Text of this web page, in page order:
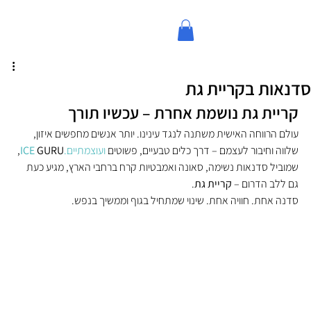
סדנאות בקריית גת
קריית גת נושמת אחרת – עכשיו תורך
עולם הרווחה האישית משתנה לנגד עינינו. יותר אנשים מחפשים איזון,
שלווה וחיבור לעצמם – דרך כלים טבעיים, פשוטים ועוצמתיים. ICE GURU
,
שמוביל סדנאות נשימה, סאונה ואמבטיות קרח ברחבי הארץ, מגיע כעת
גם ללב הדרום – קריית גת.
סדנה אחת. חוויה אחת. שינוי שמתחיל בגוף וממשיך בנפש.